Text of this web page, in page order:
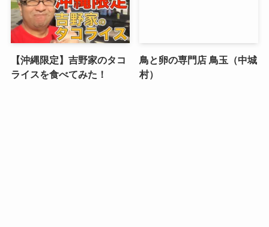
【沖縄限定】吉野家のタコ
ライスを食べてみた！
鳥と卵の専門店 鳥玉（中城
村）